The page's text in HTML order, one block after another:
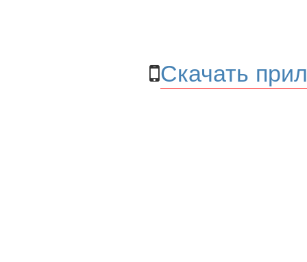
Скачать